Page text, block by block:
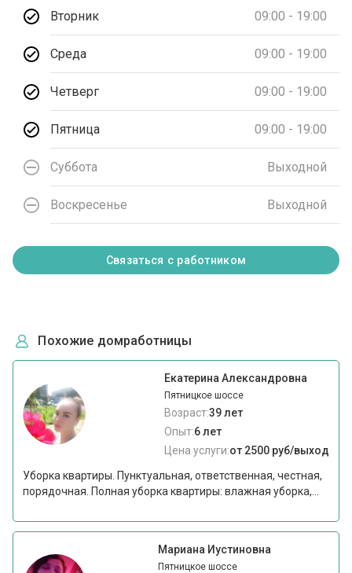
Вторник 09:00 - 19:00
Среда 09:00 - 19:00
Четверг 09:00 - 19:00
Пятница 09:00 - 19:00
Суббота Выходной
Воскресенье Выходной
Связаться с работником
Похожие домработницы
Екатерина Александровна
Пятницкое шоссе
Возраст:39 лет
Опыт:6 лет
Цена услуги:от 2500 руб/выход
Уборка квартиры. Пунктуальная, ответственная, честная,
порядочная. Полная уборка квартиры: влажная уборка,...
Мариана Иустиновна
Пятницкое шоссе